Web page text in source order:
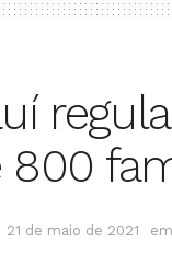
800
21 de maio de 2021 em